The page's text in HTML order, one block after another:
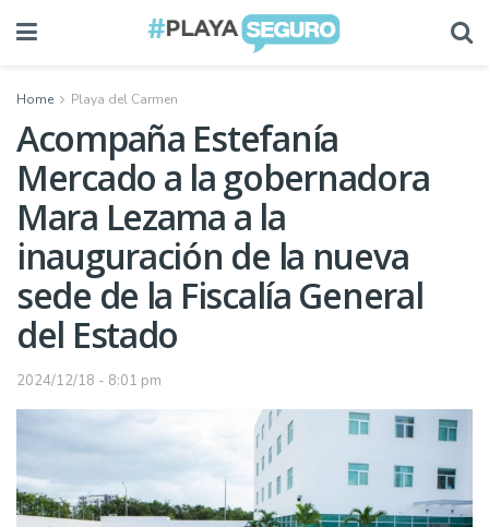
Home Playa del Carmen
Acompaña Estefanía
Mercado a la gobernadora
Mara Lezama a la
inauguración de la nueva
sede de la Fiscalía General
del Estado
2024/12/18 - 8:01 pm